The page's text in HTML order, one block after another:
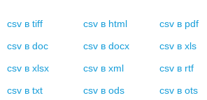
csv в tiff csv в html csv в pdf
csv в doc csv в docx csv в xls
csv в xlsx csv в xml csv в rtf
csv в txt csv в ods csv в ots